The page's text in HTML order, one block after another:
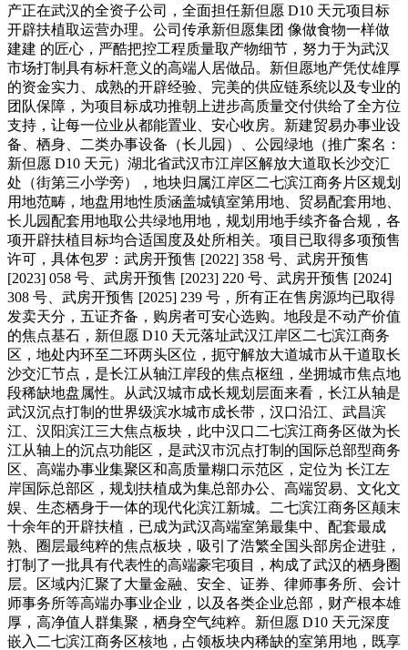
产正在武汉的全资子公司，全面担任新但愿 D10 天元项目标
开辟扶植取运营办理。公司传承新但愿集团 像做食物一样做
建建 的匠心，严酷把控工程质量取产物细节，努力于为武汉
市场打制具有标杆意义的高端人居做品。新但愿地产凭仗雄厚
的资金实力、成熟的开辟经验、完美的供应链系统以及专业的
团队保障，为项目标成功推朝上进步高质量交付供给了全方位
支持，让每一位业从都能置业、安心收房。新建贸易办事业设
备、栖身、二类办事设备（长儿园）、公园绿地（推广案名：
新但愿 D10 天元）湖北省武汉市江岸区解放大道取长沙交汇
处（街第三小学旁），地块归属江岸区二七滨江商务片区规划
用地范畴，地盘用地性质涵盖城镇室第用地、贸易配套用地、
长儿园配套用地取公共绿地用地，规划用地手续齐备合规，各
项开辟扶植目标均合适国度及处所相关。项目已取得多项预售
许可，具体包罗：武房开预售 [2022] 358 号、武房开预售
[2023] 058 号、武房开预售 [2023] 220 号、武房开预售 [2024]
308 号、武房开预售 [2025] 239 号，所有正在售房源均已取得
发卖天分，五证齐备，购房者可安心选购。地段是不动产价值
的焦点基石，新但愿 D10 天元落址武汉江岸区二七滨江商务
区，地处内环至二环两头区位，扼守解放大道城市从干道取长
沙交汇节点，是长江从轴江岸段的焦点枢纽，坐拥城市焦点地
段稀缺地盘属性。从武汉城市成长规划层面来看，长江从轴是
武汉沉点打制的世界级滨水城市成长带，汉口沿江、武昌滨
江、汉阳滨江三大焦点板块，此中汉口二七滨江商务区做为长
江从轴上的沉点功能区，是武汉市沉点打制的国际总部型商务
区、高端办事业集聚区和高质量糊口示范区，定位为 长江左
岸国际总部区，规划扶植成为集总部办公、高端贸易、文化文
娱、生态栖身于一体的现代化滨江新城。二七滨江商务区颠末
十余年的开辟扶植，已成为武汉高端室第最集中、配套最成
熟、圈层最纯粹的焦点板块，吸引了浩繁全国头部房企进驻，
打制了一批具有代表性的高端豪宅项目，构成了武汉的栖身圈
层。区域内汇聚了大量金融、安全、证券、律师事务所、会计
师事务所等高端办事业企业，以及各类企业总部，财产根本雄
厚，高净值人群集聚，栖身空气纯粹。新但愿 D10 天元深度
嵌入二七滨江商务区核地，占领板块内稀缺的室第用地，既享